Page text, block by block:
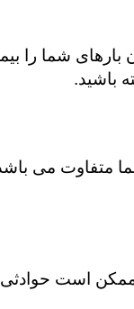
تومان بارهای شما را
باشید.
متفاوت می
است حوادثی